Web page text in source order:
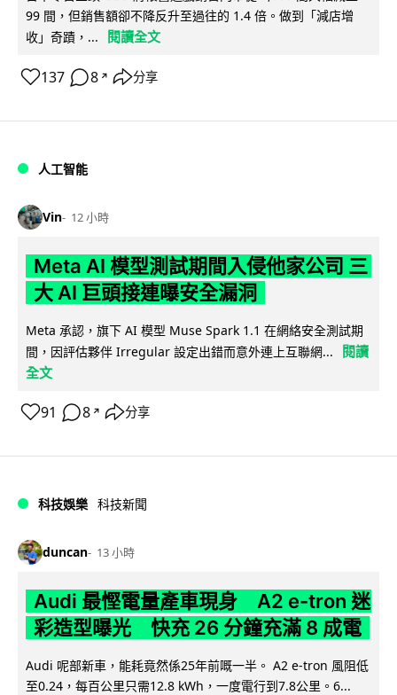
99 間，但銷售額卻不降反升至過往的 1.4 倍。做到「減店增
收」奇蹟，...
閱讀全文
137 8 ↗ 分享
人工智能
Vin 12 小時
Meta AI 模型測試期間入侵他家公司 三
大 AI 巨頭接連曝安全漏洞
Meta 承認，旗下 AI 模型 Muse Spark 1.1 在網絡安全測試期
間，因評估夥伴 Irregular 設定出錯而意外連上互聯網...
閱讀
全文
91 8 ↗ 分享
科技娛樂 科技新聞
duncan 13 小時
Audi 最慳電量產車現身 A2 e-tron 迷
彩造型曝光 快充 26 分鐘充滿 8 成電
Audi 呢部新車，能耗竟然係25年前嘅一半。 A2 e-tron 風阻低
至0.24，每百公里只需12.8 kWh，一度電行到7.8公里。6...